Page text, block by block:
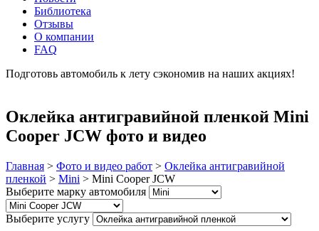
Библиотека
Отзывы
О компании
FAQ
Подготовь автомобиль к лету сэкономив на наших акциях!
Оклейка антигравийной пленкой Mini
Cooper JCW фото и видео
Главная > Фото и видео работ > Оклейка антигравийной
пленкой > Mini > Mini Cooper JCW
Выберите марку автомобиля
Выберите услугу